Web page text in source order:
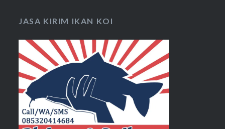
JASA KIRIM IKAN KOI